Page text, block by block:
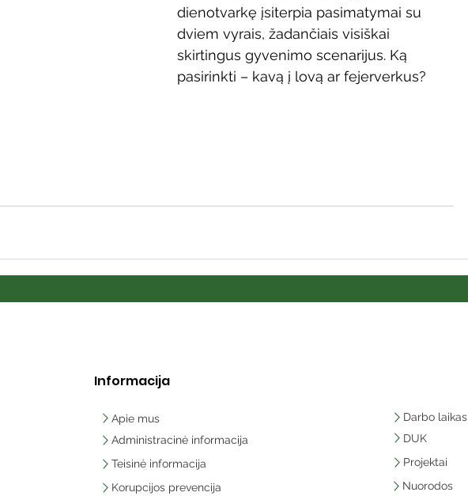
dienotvarkę įsiterpia pasimatymai su
dviem vyrais, žadančiais visiškai
skirtingus gyvenimo scenarijus. Ką
pasirinkti – kavą į lovą ar fejerverkus?
Informacija
Apie mus
Administracinė informacija
Teisinė informacija
Korupcijos prevencija
Darbo laikas
DUK
Projektai
Nuorodos